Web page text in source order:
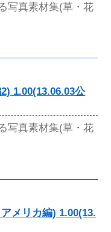
写真素材集(草・花
1.00(13.06.03公
写真素材集(草・花
メリカ編) 1.00(13.